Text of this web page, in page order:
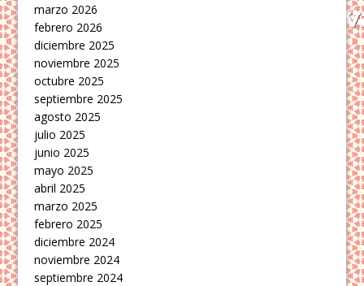
marzo 2026
febrero 2026
diciembre 2025
noviembre 2025
octubre 2025
septiembre 2025
agosto 2025
julio 2025
junio 2025
mayo 2025
abril 2025
marzo 2025
febrero 2025
diciembre 2024
noviembre 2024
septiembre 2024